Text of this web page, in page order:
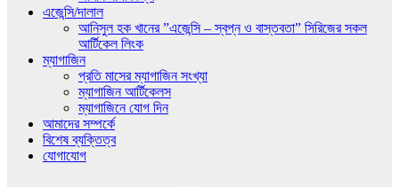
এজেন্সি/দালাল
আনিসুল হক খানের ”এজেন্সি – স্বপ্ন ও বাস্তবতা” সিরিজের সকল
আর্টিকেল লিংক
ম্যাগাজিন
প্রতি মাসের ম্যাগাজিন সংখ্যা
ম্যাগাজিন আর্টিকেলস
ম্যাগাজিনে যোগ দিন
আমাদের সম্পর্কে
বিশেষ ব্যক্তিত্ব
যোগাযোগ